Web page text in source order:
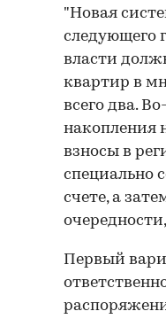
"Новая
следующего
власти
квартир в
всего два.
накопления
взносы в
специально
счете, а
Первый